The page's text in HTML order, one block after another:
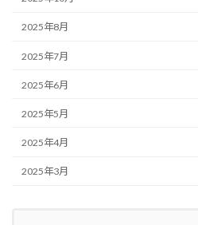
2025年8月
2025年7月
2025年6月
2025年5月
2025年4月
2025年3月